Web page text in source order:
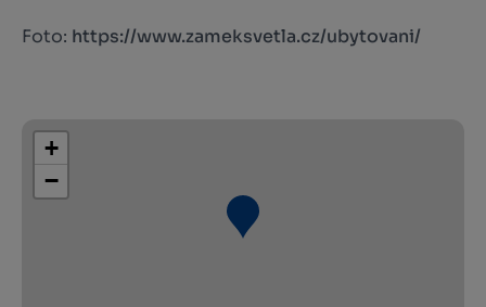
Foto: https://www.zameksvetla.cz/ubytovani/
+
−